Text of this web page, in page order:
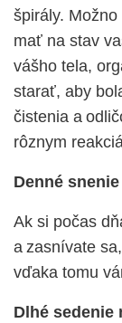
špirály.
mať na stav
vášho tela,
starať, aby
čistenia a
rôznym
Denné snenie
Ak si počas
a zasnívate
vďaka tomu
Dlhé sedenie